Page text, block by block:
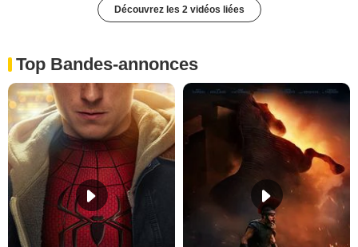
Découvrez les 2 vidéos liées
Top Bandes-annonces